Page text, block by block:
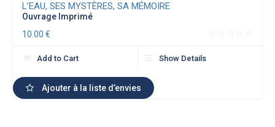
L’EAU, SES MYSTÈRES, SA MÉMOIRE
Ouvrage Imprimé
10.00€
Add to Cart Show Details
Ajouter à la liste d’envies